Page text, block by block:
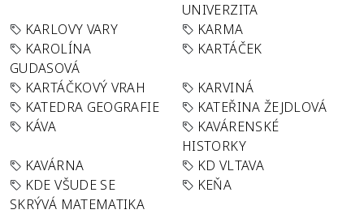
UNIVERZITA
KARLOVY VARY
KARMA
KAROLÍNA
GUDASOVÁ
KARTÁČEK
KARTÁČKOVÝ VRAH
KARVINÁ
KATEDRA GEOGRAFIE
KATEŘINA ŽEJDLOVÁ
KÁVA
KAVÁRENSKÉ
HISTORKY
KAVÁRNA
KD VLTAVA
KDE VŠUDE SE
SKRÝVÁ MATEMATIKA
KEŇA